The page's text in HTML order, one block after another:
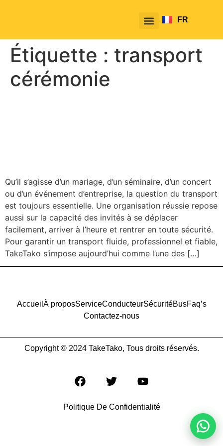
FR
EN
Étiquette : transport
cérémonie
Qu’il s’agisse d’un mariage, d’un séminaire, d’un concert
ou d’un événement d’entreprise, la question du transport
est toujours essentielle. Une organisation réussie repose
aussi sur la capacité des invités à se déplacer
facilement, arriver à l’heure et rentrer en toute sécurité.
Pour garantir un transport fluide, professionnel et fiable,
TakeTako s’impose aujourd’hui comme l’une des […]
Accueil À proposServiceConducteurSécuritéBusFaq’s
Contactez-nous
Copyright © 2024 TakeTako, Tous droits réservés.
Politique De Confidentialité